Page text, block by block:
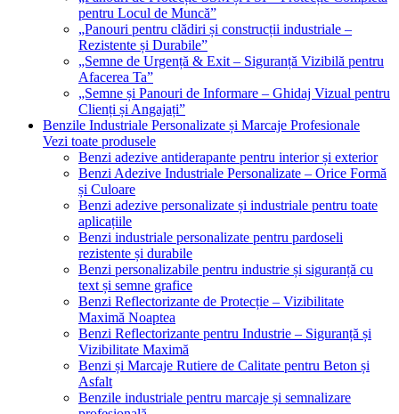
pentru Locul de Muncă”
„Panouri pentru clădiri și construcții industriale –
Rezistente și Durabile”
„Semne de Urgență & Exit – Siguranță Vizibilă pentru
Afacerea Ta”
„Semne și Panouri de Informare – Ghidaj Vizual pentru
Clienți și Angajați”
Benzile Industriale Personalizate și Marcaje Profesionale
Vezi toate produsele
Benzi adezive antiderapante pentru interior și exterior
Benzi Adezive Industriale Personalizate – Orice Formă
și Culoare
Benzi adezive personalizate și industriale pentru toate
aplicațiile
Benzi industriale personalizate pentru pardoseli
rezistente și durabile
Benzi personalizabile pentru industrie și siguranță cu
text și semne grafice
Benzi Reflectorizante de Protecție – Vizibilitate
Maximă Noaptea
Benzi Reflectorizante pentru Industrie – Siguranță și
Vizibilitate Maximă
Benzi și Marcaje Rutiere de Calitate pentru Beton și
Asfalt
Benzile industriale pentru marcaje și semnalizare